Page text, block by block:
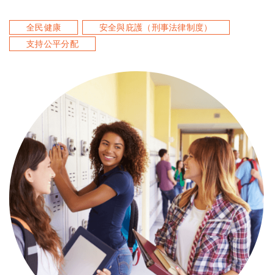
全民健康
安全與庇護（刑事法律制度）
支持公平分配